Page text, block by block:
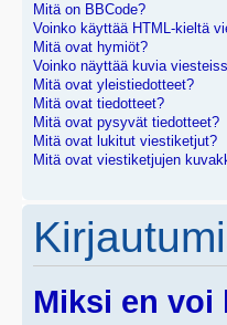
Mitä on BBCode?
Voinko käyttää HTML-kieltä
Mitä ovat hymiöt?
Voinko näyttää kuvia
Mitä ovat yleistiedotteet?
Mitä ovat tiedotteet?
Mitä ovat pysyvät tiedotteet?
Mitä ovat lukitut viestiketjut?
Mitä ovat viestiketjujen
Miksi en voi